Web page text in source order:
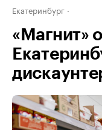
Екатеринбург
«Магнит»